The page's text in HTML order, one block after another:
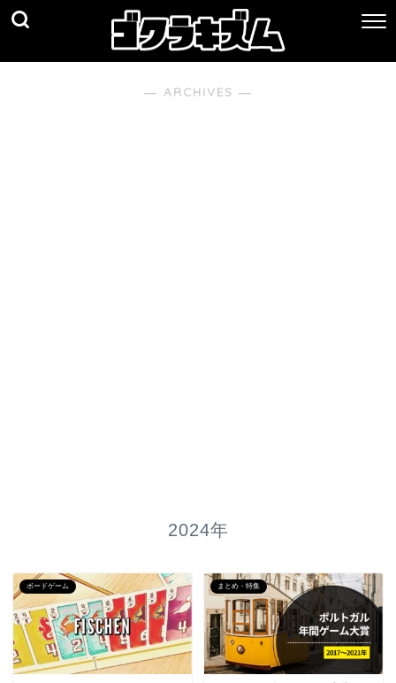
― ARCHIVES ―
2024年
ボードゲーム まとめ・特集